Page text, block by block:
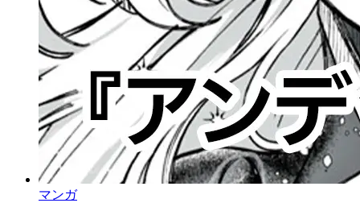
マンガ